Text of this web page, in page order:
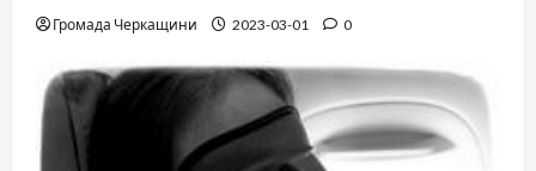
Громада Черкащини 2023-03-01 0